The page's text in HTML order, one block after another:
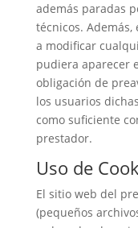
además paradas
técnicos.
a modificar
pudiera aparecer
obligación de
los usuarios
como suficiente
prestador.
Uso de
El sitio web del
(pequeños